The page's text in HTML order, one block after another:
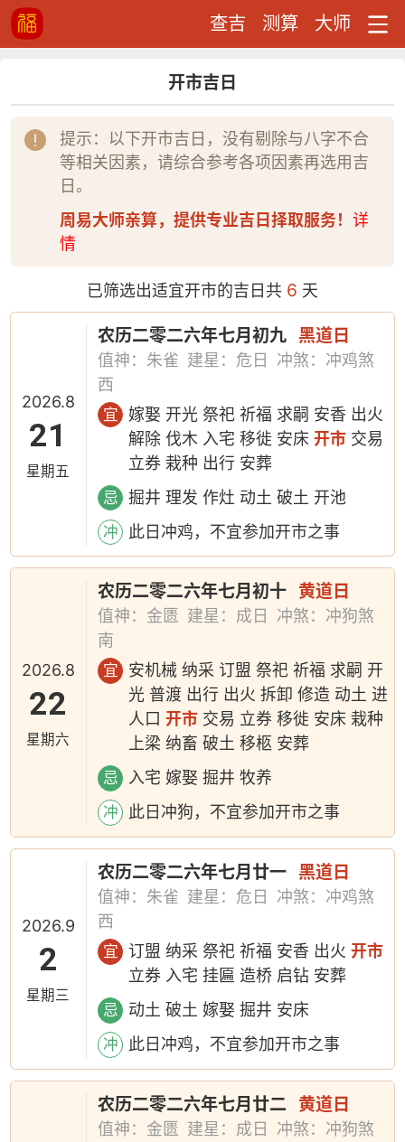
查吉 测算 大师
开市吉日
提示：以下开市吉日，没有剔除与八字不合
等相关因素，请综合参考各项因素再选用吉
日。
周易大师亲算，提供专业吉日择取服务！ 详
情
已筛选出适宜开市的吉日共 6 天
2026.8
21
星期五
农历二零二六年七月初九 黑道日
值神：朱雀 建星：危日
冲煞：冲鸡煞
西
宜
嫁娶 开光 祭祀 祈福 求嗣 安香 出火
解除 伐木 入宅 移徙 安床开市 交易
立券 栽种 出行 安葬
忌 掘井 理发 作灶 动土 破土 开池
冲 此日冲鸡，不宜参加开市之事
2026.8
22
星期六
农历二零二六年七月初十 黄道日
值神：金匮 建星：成日
冲煞：冲狗煞
南
宜
安机械 纳采 订盟 祭祀 祈福 求嗣 开
光 普渡 出行 出火 拆卸 修造 动土 进
人口开市 交易 立券 移徙 安床 栽种
上梁 纳畜 破土 移柩 安葬
忌 入宅 嫁娶 掘井 牧养
冲 此日冲狗，不宜参加开市之事
2026.9
2
星期三
农历二零二六年七月廿一 黑道日
值神：朱雀 建星：危日
冲煞：冲鸡煞
西
宜 订盟 纳采 祭祀 祈福 安香 出火开市
立券 入宅 挂匾 造桥 启钻 安葬
忌 动土 破土 嫁娶 掘井 安床
冲 此日冲鸡，不宜参加开市之事
农历二零二六年七月廿二 黄道日
值神：金匮 建星：成日
冲煞：冲狗煞